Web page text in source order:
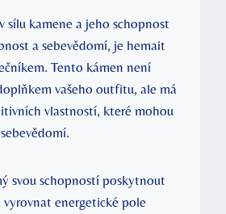
sílu kamene a jeho schopnost
a sebevědomí, je hemait
Tento kámen není
vašeho outfitu, ale má
vlastností, které mohou
svou schopností poskytnout
vyrovnat energetické pole